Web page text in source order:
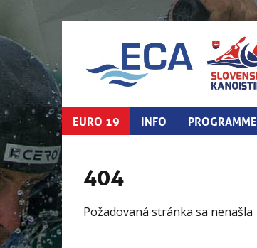
EURO 19 INFO PROGRAMME
404
Požadovaná stránka sa nenašla